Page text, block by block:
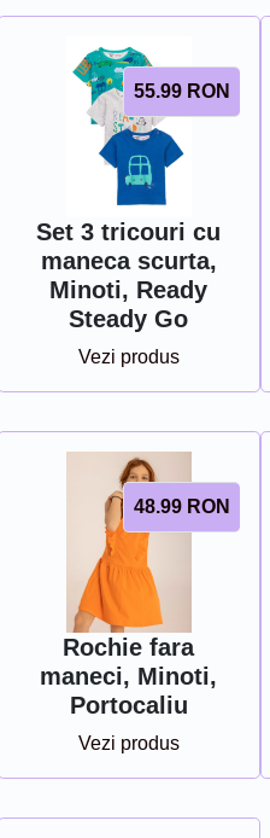
55.99 RON
Set 3 tricouri cu
maneca scurta,
Minoti, Ready
Steady Go
Vezi produs
48.99 RON
Rochie fara
maneci, Minoti,
Portocaliu
Vezi produs